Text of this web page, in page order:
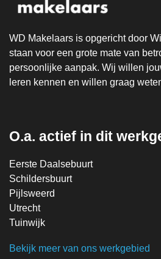
WD Makelaars is opgericht door
staan voor een grote mate van
persoonlijke aanpak. Wij willen
leren kennen en willen graag
O.a. actief in dit
Eerste Daalsebuurt
Schildersbuurt
Pijlsweerd
Utrecht
Tuinwijk
Bekijk meer van ons werkgebied